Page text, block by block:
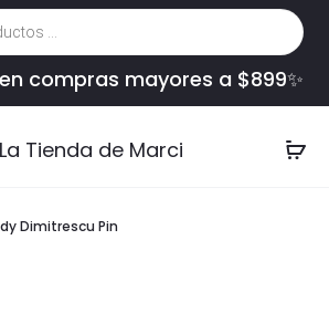
compras mayores a $899✨
Dimitrescu Pin